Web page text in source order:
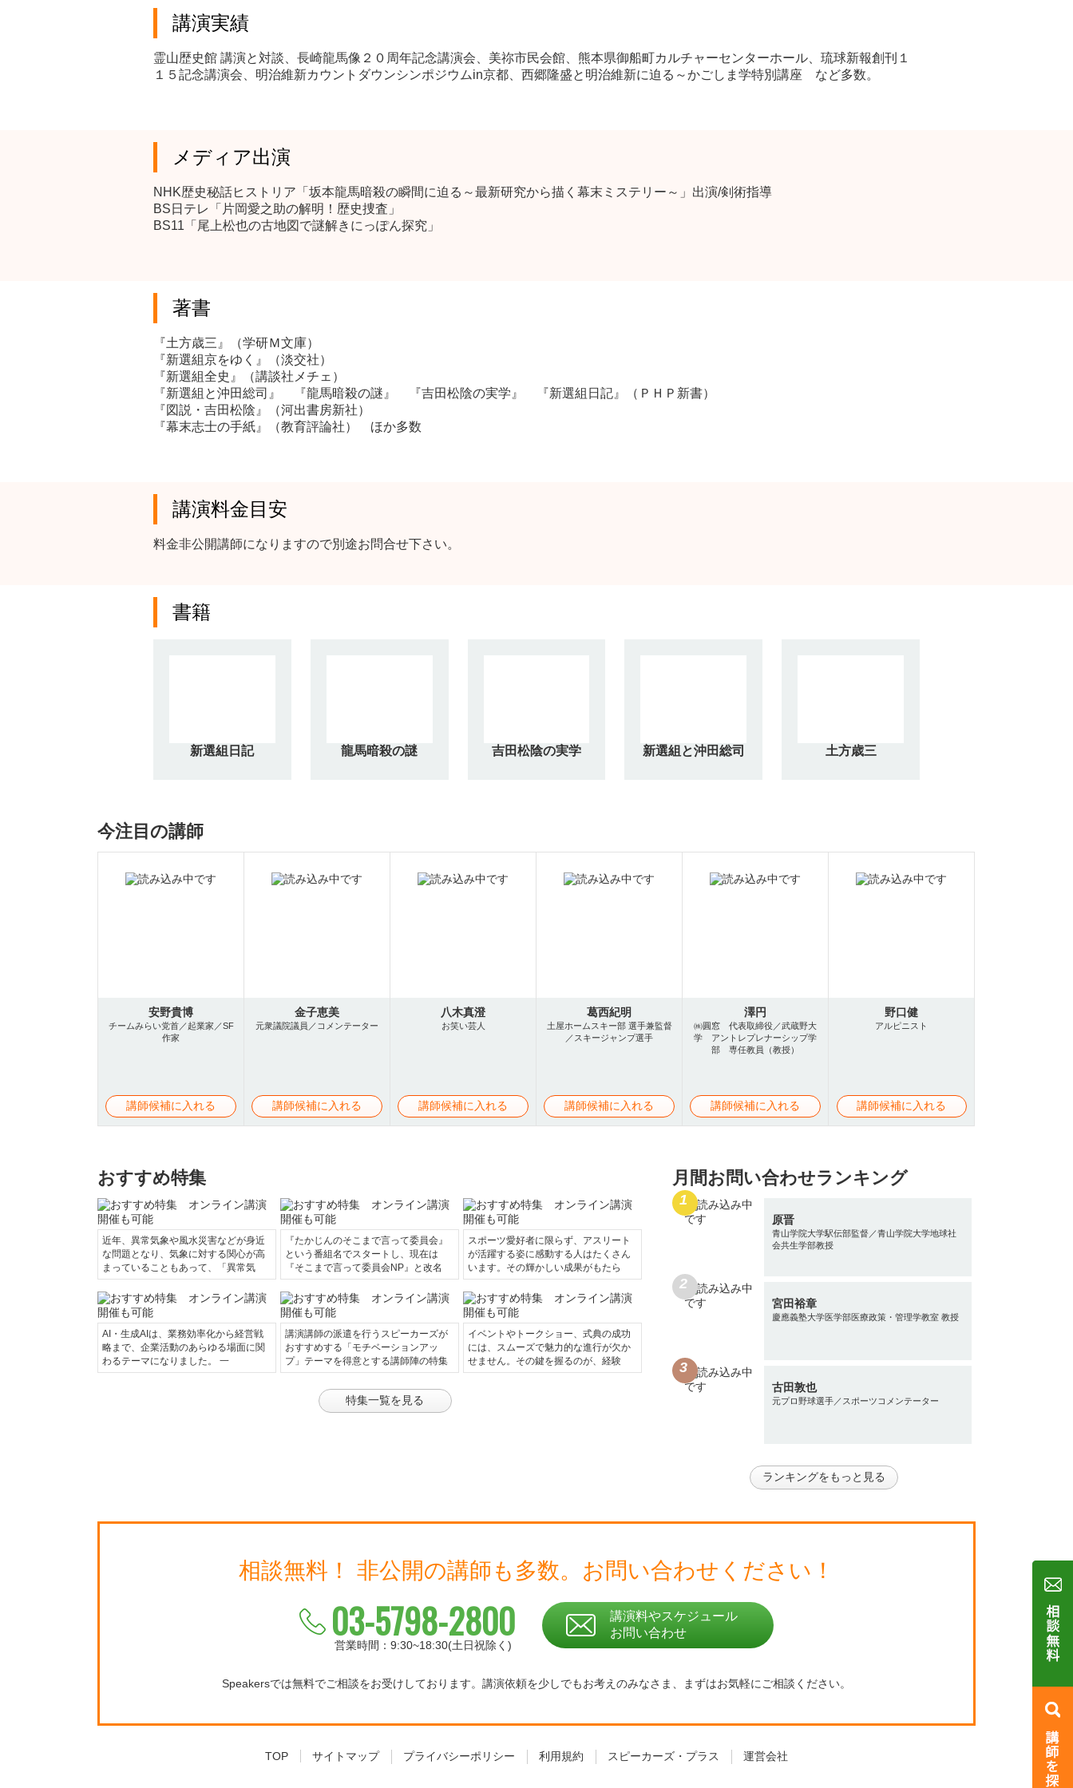
講演実績
霊山歴史館 講演と対談、長崎龍馬像２０周年記念講演会、美祢市民会館、熊本県御船町カルチャーセンターホール、琉球新報創刊１
１５記念講演会、明治維新カウントダウンシンポジウムin京都、西郷隆盛と明治維新に迫る～かごしま学特別講座 など多数。
メディア出演
NHK歴史秘話ヒストリア「坂本龍馬暗殺の瞬間に迫る～最新研究から描く幕末ミステリー～」出演/剣術指導
BS日テレ「片岡愛之助の解明！歴史捜査」
BS11「尾上松也の古地図で謎解きにっぽん探究」
著書
『土方歳三』（学研Ｍ文庫）
『新選組京をゆく』（淡交社）
『新選組全史』（講談社メチェ）
『新選組と沖田総司』 『龍馬暗殺の謎』 『吉田松陰の実学』 『新選組日記』（ＰＨＰ新書）
『図説・吉田松陰』（河出書房新社）
『幕末志士の手紙』（教育評論社） ほか多数
講演料金目安
料金非公開講師になりますので別途お問合せ下さい。
書籍
新選組日記 龍馬暗殺の謎 吉田松陰の実学 新選組と沖田総司 土方歳三
今注目の講師
安野貴博
チームみらい党首／起業家／SF
作家
講師候補に入れる
金子恵美
元衆議院議員／コメンテーター
講師候補に入れる
八木真澄
お笑い芸人
講師候補に入れる
葛西紀明
土屋ホームスキー部 選手兼監督
／スキージャンプ選手
講師候補に入れる
澤円
㈱圓窓 代表取締役／武蔵野大
学 アントレプレナーシップ学
部 専任教員（教授）
講師候補に入れる
野口健
アルピニスト
講師候補に入れる
おすすめ特集
近年、異常気象や風水災害などが身近
な問題となり、気象に対する関心が高
まっていることもあって、「異常気
『たかじんのそこまで言って委員会』
という番組名でスタートし、現在は
『そこまで言って委員会NP』と改名
スポーツ愛好者に限らず、アスリート
が活躍する姿に感動する人はたくさん
います。その輝かしい成果がもたら
AI・生成AIは、業務効率化から経営戦
略まで、企業活動のあらゆる場面に関
わるテーマになりました。 一
講演講師の派遣を行うスピーカーズが
おすすめする「モチベーションアッ
プ」テーマを得意とする講師陣の特集
イベントやトークショー、式典の成功
には、スムーズで魅力的な進行が欠か
せません。その鍵を握るのが、経験
特集一覧を見る
月間お問い合わせランキング
原晋
青山学院大学駅伝部監督／青山学院大学地球社
会共生学部教授
宮田裕章
慶應義塾大学医学部医療政策・管理学教室 教授
古田敦也
元プロ野球選手／スポーツコメンテーター
ランキングをもっと見る
相談無料！ 非公開の講師も多数。 お問い合わせください！
03-5798-2800
営業時間：9:30~18:30(土日祝除く)
講演料やスケジュール
お問い合わせ
Speakersでは無料でご相談をお受けしております。 講演依頼を少しでもお考えのみなさま、 まずはお気軽にご相談ください。
TOP サイトマップ プライバシーポリシー 利用規約 スピーカーズ・プラス 運営会社